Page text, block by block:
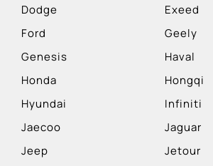
Dodge
Exeed
Ford
Geely
Genesis
Haval
Honda
Hongqi
Hyundai
Infiniti
Jaecoo
Jaguar
Jeep
Jetour